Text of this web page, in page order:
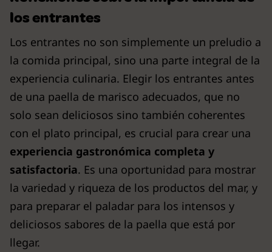
los entrantes
Los entrantes no son simplemente un preludio a
la comida principal, sino una parte integral de la
experiencia culinaria. Elegir los entrantes antes
de una paella de marisco adecuados, que no
solo sean deliciosos sino también coherentes
con el plato principal, es crucial para crear una
experiencia gastronómica completa y
satisfactoria. Es una oportunidad para mostrar
la variedad y riqueza de los productos del mar, y
para preparar el paladar para los intensos y
deliciosos sabores de la paella que está por
llegar.